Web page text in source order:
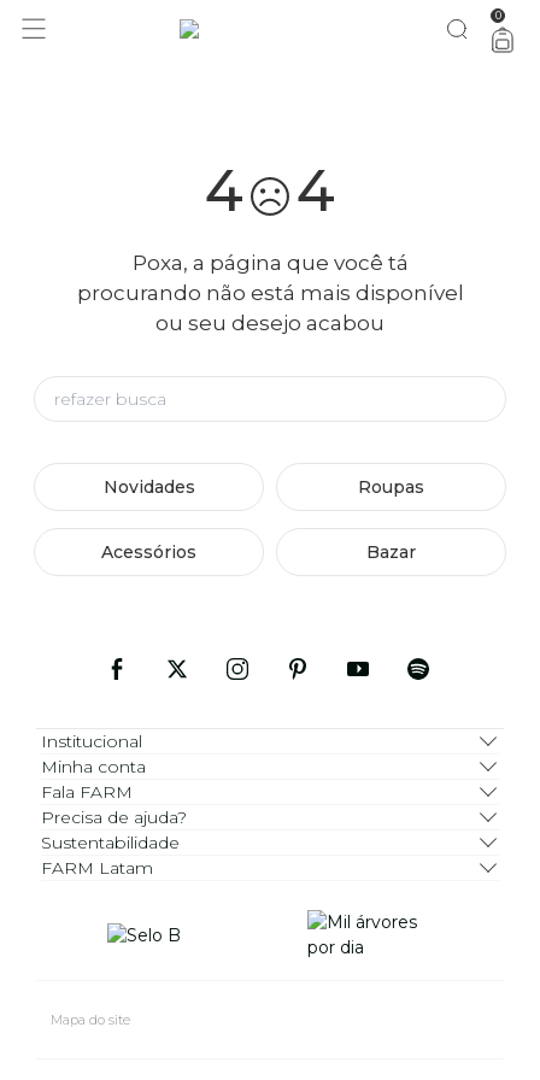
você merece 30% OFF pra comemorar com a gente aproveita! 0
4 4
Poxa, a página que você tá
procurando não está mais disponível
ou seu desejo acabou
Novidades Roupas
Acessórios Bazar
Institucional
Minha conta
Fala FARM
Precisa de ajuda?
Sustentabilidade
FARM Latam
Mapa do site